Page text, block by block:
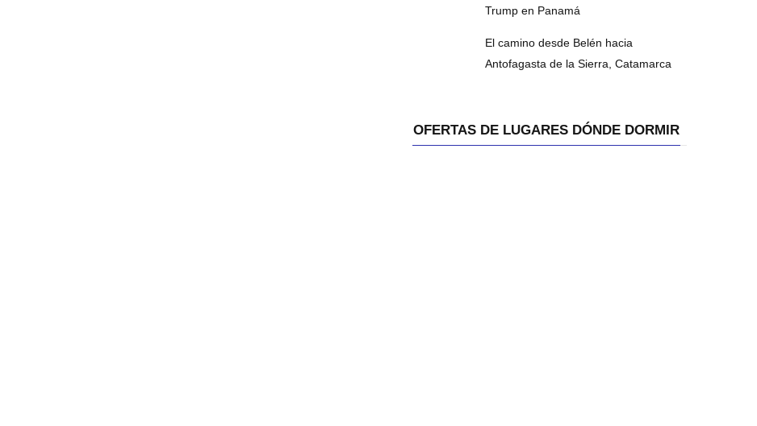
Trump en Panamá
El camino desde Belén hacia
Antofagasta de la Sierra, Catamarca
OFERTAS DE LUGARES DÓNDE DORMIR